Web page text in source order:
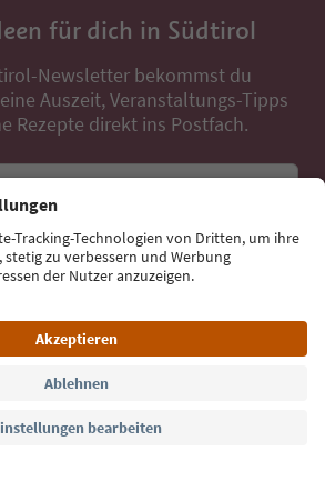
für dich in Südtirol
Newsletter bekommst du
Auszeit, Veranstaltungs-Tipps
Rezepte direkt ins Postfach.
Jetzt anmelden